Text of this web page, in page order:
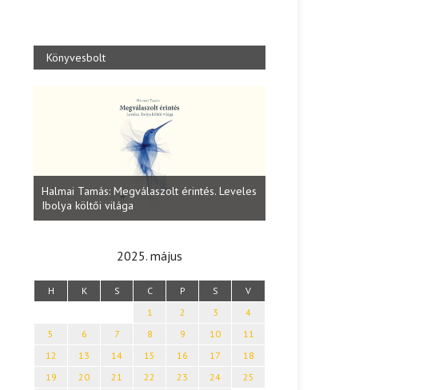
Könyvesbolt
Halmai Tamás: Megválaszolt érintés. Leveles
Ibolya költői világa
2025. május
H K S C P S V
1 2 3
4
5
6 7 8 9 10
11
12
13 14 15 16 17
18
19
20 21 22 23 24
25